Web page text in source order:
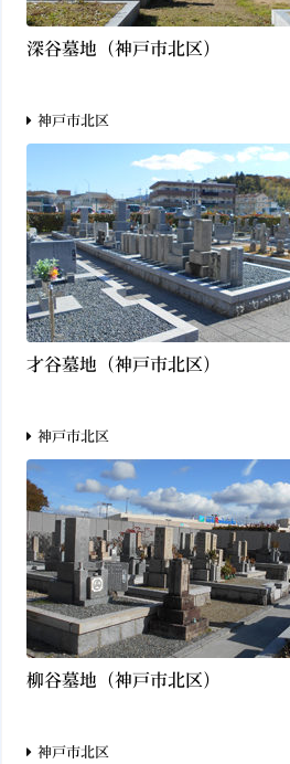
深谷墓地（神戸市北区）
神戸市北区
才谷墓地（神戸市北区）
神戸市北区
柳谷墓地（神戸市北区）
神戸市北区